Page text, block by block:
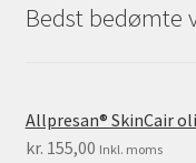
Bedst bedømte
Allpresan® SkinCair
kr. 155,00 Inkl. moms